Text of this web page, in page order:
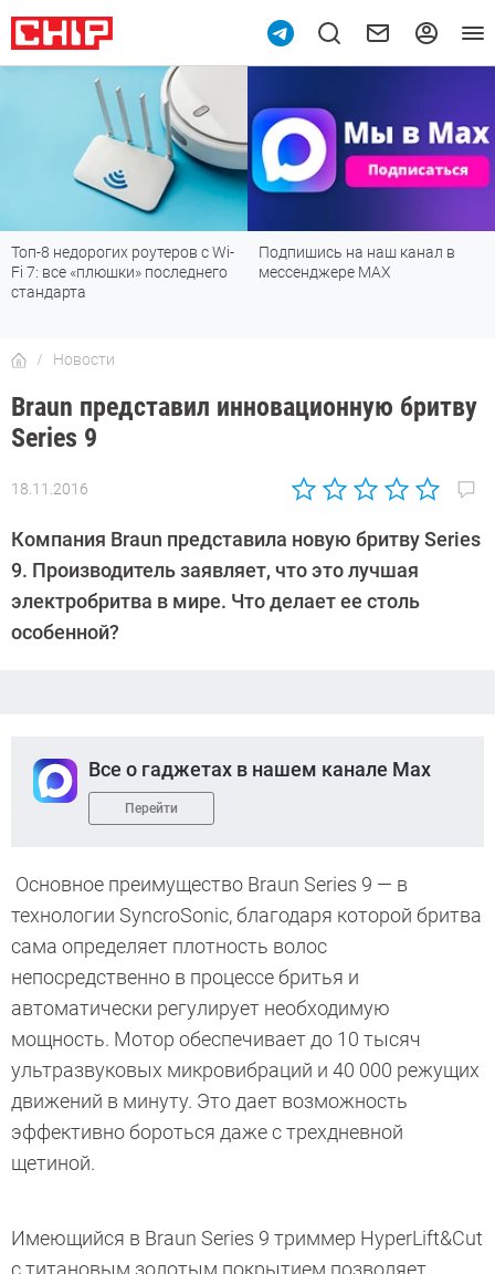
Топ-8 недорогих роутеров с Wi-
Fi 7: все «плюшки» последнего
стандарта
Подпишись на наш канал в
мессенджере МАХ
Новости
Braun представил инновационную бритву
Series 9
18.11.2016
Автор:
Давыдов
Компания Braun представила новую бритву Series
9. Производитель заявляет, что это лучшая
электробритва в мире. Что делает ее столь
особенной?
Все о гаджетах в нашем канале Max
Перейти
Основное преимущество Braun Series 9 — в
технологии SyncroSonic, благодаря которой бритва
сама определяет плотность волос
непосредственно в процессе бритья и
автоматически регулирует необходимую
мощность. Мотор обеспечивает до 10 тысяч
ультразвуковых микровибраций и 40 000 режущих
движений в минуту. Это дает возможность
эффективно бороться даже с трехдневной
щетиной.
Имеющийся в Braun Series 9 триммер HyperLift&Cut